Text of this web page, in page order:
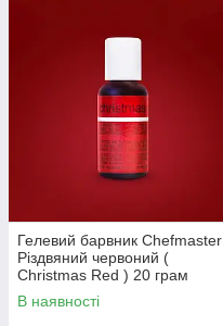
Гелевий барвник Chefmaster
Різдвяний червоний (
Christmas Red ) 20 грам
В наявності